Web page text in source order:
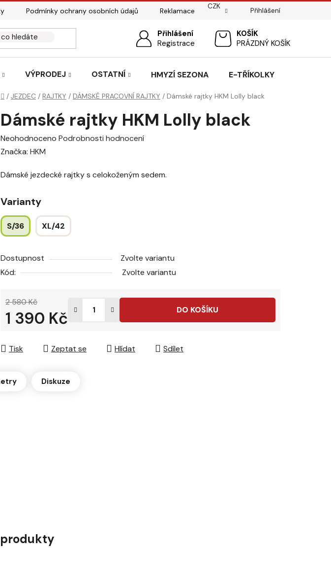
Podmínky ochrany osobních údajů
Reklamace
Pasování sedel pro koně
CZK
Přihlášení
Přihlášení
Registrace
NÁKUPNÍPRÁZDNÝ KOŠÍK
VÝPRODEJ OSTATNÍ HMYZÍ SEZONA E-TŘÍKOLKY
Domů
/ JEZDEC / RAJTKY / DÁMSKÉ PRACOVNÍ RAJTKY / Dámské rajtky HKM Lolly black
Dámské rajtky HKM Lolly black
Průměrné
hodnocení
je
z
5
hvězdiček.
Neohodnoceno Podrobnosti hodnocení
Značka: HKM
Dámské jezdecké rajtky s celokoženým sedem.
Varianty
S/36 XL/42
Dostupnost
Zvolte variantu
Kód:
Zvolte variantu
2 580 Kč
1 390 Kč DO KOŠÍKU
Tisk Zeptat se Hlídat Sdílet
Diskuze